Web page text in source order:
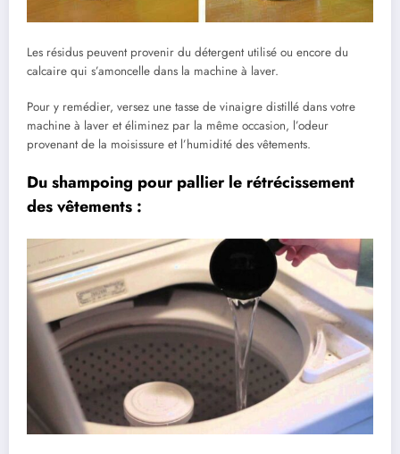
Les résidus peuvent provenir du détergent utilisé ou encore du
calcaire qui s’amoncelle dans la machine à laver.
Pour y remédier, versez une tasse de vinaigre distillé dans votre
machine à laver et éliminez par la même occasion, l’odeur
provenant de la moisissure et l’humidité des vêtements.
Du shampoing pour pallier le rétrécissement
des vêtements :